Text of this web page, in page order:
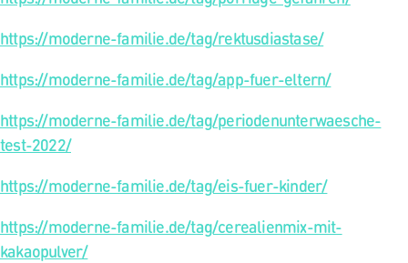
https://moderne-familie.de/tag/rektusdiastase/
https://moderne-familie.de/tag/app-fuer-eltern/
https://moderne-familie.de/tag/periodenunterwaesche-
test-2022/
https://moderne-familie.de/tag/eis-fuer-kinder/
https://moderne-familie.de/tag/cerealienmix-mit-
kakaopulver/